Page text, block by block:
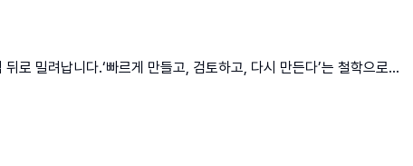
밀려납니다.‘빠르게 만들고, 검토하고, 다시 만든다’는 철학으로...